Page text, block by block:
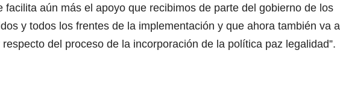
facilita aún más el apoyo que recibimos de parte del gobierno de los
y todos los frentes de la implementación y que ahora también va a
del proceso de la incorporación de la política paz legalidad”.